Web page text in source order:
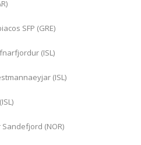
SFP (GRE)
(ISL)
(ISL)
Sandefjord (NOR)